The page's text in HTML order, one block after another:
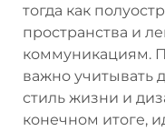
тогда как
пространства и
коммуникациям.
важно учитывать
стиль жизни и
конечном итоге,